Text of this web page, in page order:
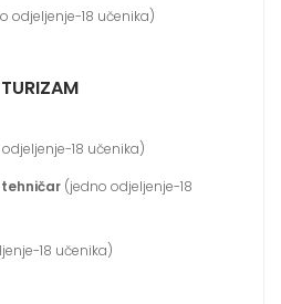
odjeljenje-18 učenika)
18 učenika)
(jedno odjeljenje-18
18 učenika)